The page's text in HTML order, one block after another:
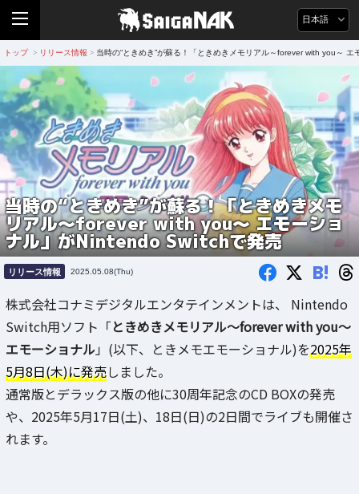
日本語
トップ > リリース情報 > 当時の“ときめき”が蘇る！「ときめきメモリアル～forever with you～
当時の“ときめき”が蘇る！「ときめきメモ
リアル～forever with you～ エモーショ
ナル」がNintendo Switchで発売
リリース情報 2025.05.08(Thu) B!
株式会社コナミデジタルエンタテインメントは、 Nintendo
Switch用ソフト「ときめきメモリアル～forever with you～
エモーショナル」(以下、ときメモエモーショナル)を2025年
5月8日(木)に発売しました。
通常版とデラックス版の他に30周年記念のCD BOXの発売
や、2025年5月17日(土)、18日(日)の2日間でライブも開催さ
れます。